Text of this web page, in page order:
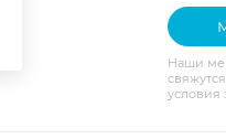
Наши
условия